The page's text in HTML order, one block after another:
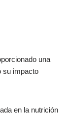
una
su impacto
en la nutrición